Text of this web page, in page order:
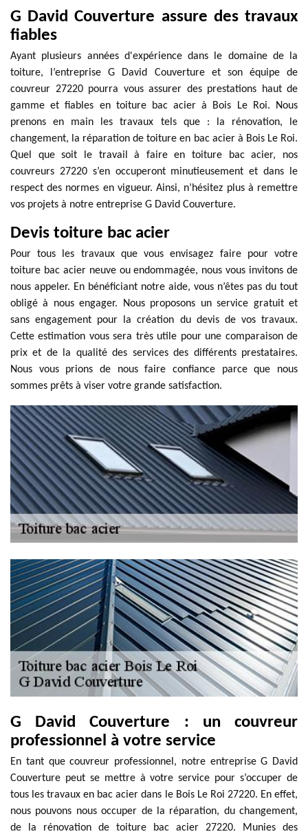
G David Couverture assure des travaux
fiables
Ayant plusieurs années d'expérience dans le domaine de la
toiture, l’entreprise G David Couverture et son équipe de
couvreur 27220 pourra vous assurer des prestations haut de
gamme et fiables en toiture bac acier à Bois Le Roi. Nous
prenons en main les travaux tels que : la rénovation, le
changement, la réparation de toiture en bac acier à Bois Le Roi.
Quel que soit le travail à faire en toiture bac acier, nos
couvreurs 27220 s’en occuperont minutieusement et dans le
respect des normes en vigueur. Ainsi, n’hésitez plus à remettre
vos projets à notre entreprise G David Couverture.
Devis toiture bac acier
Pour tous les travaux que vous envisagez faire pour votre
toiture bac acier neuve ou endommagée, nous vous invitons de
nous appeler. En bénéficiant notre aide, vous n’êtes pas du tout
obligé à nous engager. Nous proposons un service gratuit et
sans engagement pour la création du devis de vos travaux.
Cette estimation vous sera très utile pour une comparaison de
prix et de la qualité des services des différents prestataires.
Nous vous prions de nous faire confiance parce que nous
sommes prêts à viser votre grande satisfaction.
G David Couverture : un couvreur
professionnel à votre service
En tant que couvreur professionnel, notre entreprise G David
Couverture peut se mettre à votre service pour s’occuper de
tous les travaux en bac acier dans le Bois Le Roi 27220. En effet,
nous pouvons nous occuper de la réparation, du changement,
de la rénovation de toiture bac acier 27220. Munies des